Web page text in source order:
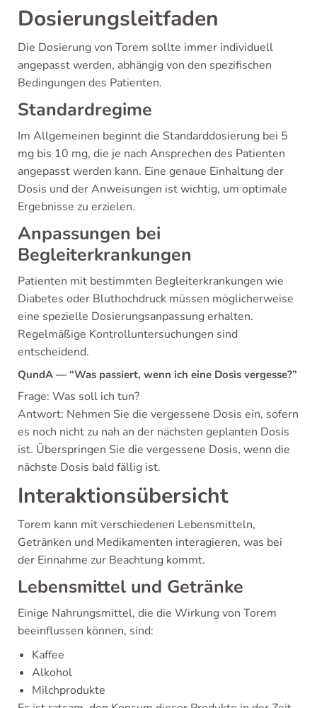
Dosierungsleitfaden
Die Dosierung von Torem sollte immer individuell
angepasst werden, abhängig von den spezifischen
Bedingungen des Patienten.
Standardregime
Im Allgemeinen beginnt die Standarddosierung bei 5
mg bis 10 mg, die je nach Ansprechen des Patienten
angepasst werden kann. Eine genaue Einhaltung der
Dosis und der Anweisungen ist wichtig, um optimale
Ergebnisse zu erzielen.
Anpassungen bei
Begleiterkrankungen
Patienten mit bestimmten Begleiterkrankungen wie
Diabetes oder Bluthochdruck müssen möglicherweise
eine spezielle Dosierungsanpassung erhalten.
Regelmäßige Kontrolluntersuchungen sind
entscheidend.
QundA — “Was passiert, wenn ich eine Dosis vergesse?”
Frage: Was soll ich tun?
Antwort: Nehmen Sie die vergessene Dosis ein, sofern
es noch nicht zu nah an der nächsten geplanten Dosis
ist. Überspringen Sie die vergessene Dosis, wenn die
nächste Dosis bald fällig ist.
Interaktionsübersicht
Torem kann mit verschiedenen Lebensmitteln,
Getränken und Medikamenten interagieren, was bei
der Einnahme zur Beachtung kommt.
Lebensmittel und Getränke
Einige Nahrungsmittel, die die Wirkung von Torem
beeinflussen können, sind:
Kaffee
Alkohol
Milchprodukte